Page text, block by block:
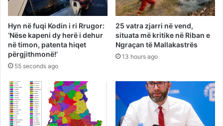
Hyn në fuqi Kodin i ri Rrugor:
‘Nëse kapeni dy herë i dehur
në timon, patenta hiqet
përgjithmonë!’
55 seconds ago
25 vatra zjarri në vend,
situata më kritike në Riban e
Ngraçan të Mallakastrës
13 hours ago